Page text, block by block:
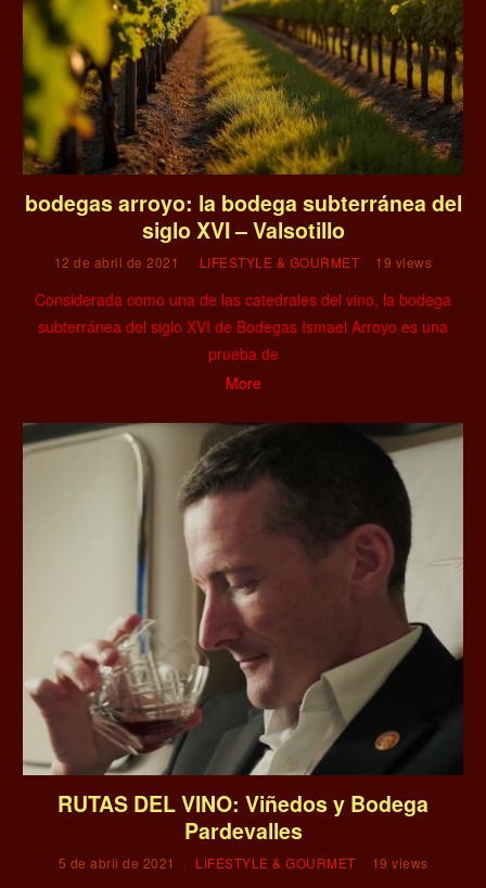
bodegas arroyo: la bodega subterránea del
siglo XVI – Valsotillo
12 de abril de 2021 LIFESTYLE & GOURMET 19 views
Considerada como una de las catedrales del vino, la bodega
subterránea del siglo XVI de Bodegas Ismael Arroyo es una
prueba de
More
RUTAS DEL VINO: Viñedos y Bodega
Pardevalles
5 de abril de 2021 LIFESTYLE & GOURMET 19 views